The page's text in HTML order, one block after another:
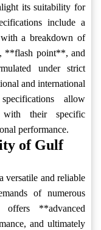
its suitability for
include a
a breakdown of
**flash point**, and
under strict
and international
allow
with their specific
performance.
of Gulf
versatile and reliable
of numerous
offers **advanced
and ultimately